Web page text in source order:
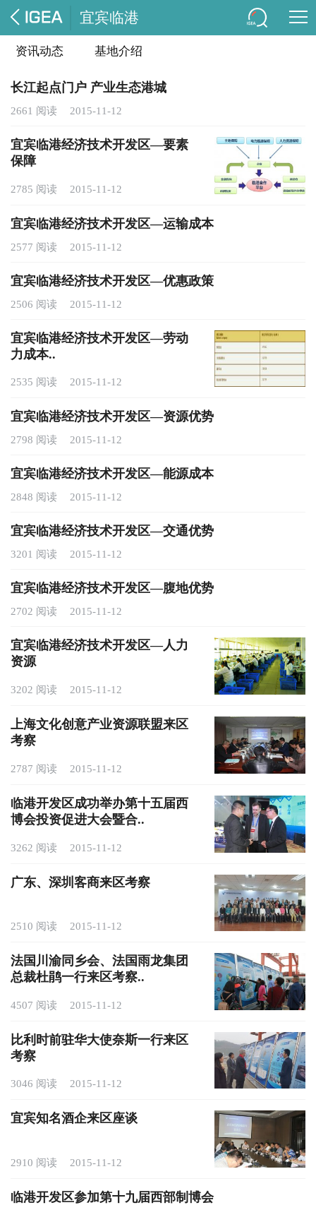
宜宾临港
资讯动态 基地介绍
长江起点门户 产业生态港城
2661 阅读 2015-11-12
宜宾临港经济技术开发区—要素
保障
2785 阅读 2015-11-12
宜宾临港经济技术开发区—运输成本
2577 阅读 2015-11-12
宜宾临港经济技术开发区—优惠政策
2506 阅读 2015-11-12
宜宾临港经济技术开发区—劳动
力成本..
2535 阅读 2015-11-12
宜宾临港经济技术开发区—资源优势
2798 阅读 2015-11-12
宜宾临港经济技术开发区—能源成本
2848 阅读 2015-11-12
宜宾临港经济技术开发区—交通优势
3201 阅读 2015-11-12
宜宾临港经济技术开发区—腹地优势
2702 阅读 2015-11-12
宜宾临港经济技术开发区—人力
资源
3202 阅读 2015-11-12
上海文化创意产业资源联盟来区
考察
2787 阅读 2015-11-12
临港开发区成功举办第十五届西
博会投资促进大会暨合..
3262 阅读 2015-11-12
广东、深圳客商来区考察
2510 阅读 2015-11-12
法国川渝同乡会、法国雨龙集团
总裁杜鹃一行来区考察..
4507 阅读 2015-11-12
比利时前驻华大使奈斯一行来区
考察
3046 阅读 2015-11-12
宜宾知名酒企来区座谈
2910 阅读 2015-11-12
临港开发区参加第十九届西部制博会